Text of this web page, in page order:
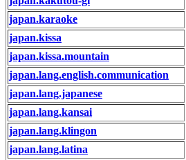
japan.karaoke
japan.kissa
japan.kissa.mountain
japan.lang.english.communication
japan.lang.japanese
japan.lang.kansai
japan.lang.klingon
japan.lang.latina